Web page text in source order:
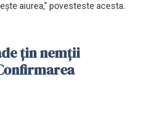
aiurea," povesteste acesta.
țin nemții